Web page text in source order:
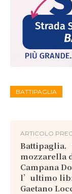
BATTIPAGLIA
ARTICOLO
Battipaglia.
mozzarella
Campana
l’ultimo
Gaetano